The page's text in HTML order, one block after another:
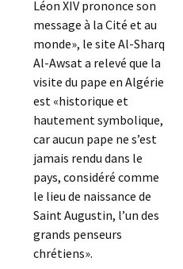
Léon XIV prononce son
message à la Cité et au
monde», le site Al-Sharq
Al-Awsat a relevé que la
visite du pape en Algérie
est «historique et
hautement symbolique,
car aucun pape ne s’est
jamais rendu dans le
pays, considéré comme
le lieu de naissance de
Saint Augustin, l’un des
grands penseurs
chrétiens».